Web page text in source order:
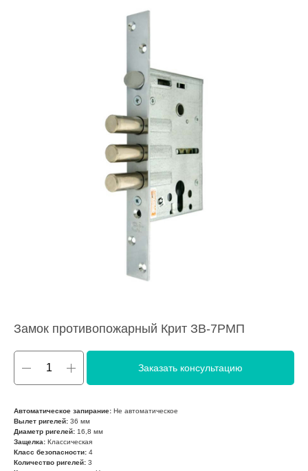
Замок противопожарный Крит ЗВ-7РМП
Заказать консультацию
Автоматическое запирание: Не автоматическое
Вылет ригелей: 36 мм
Диаметр ригелей: 16,8 мм
Защелка: Классическая
Класс безопасности: 4
Количество ригелей: 3